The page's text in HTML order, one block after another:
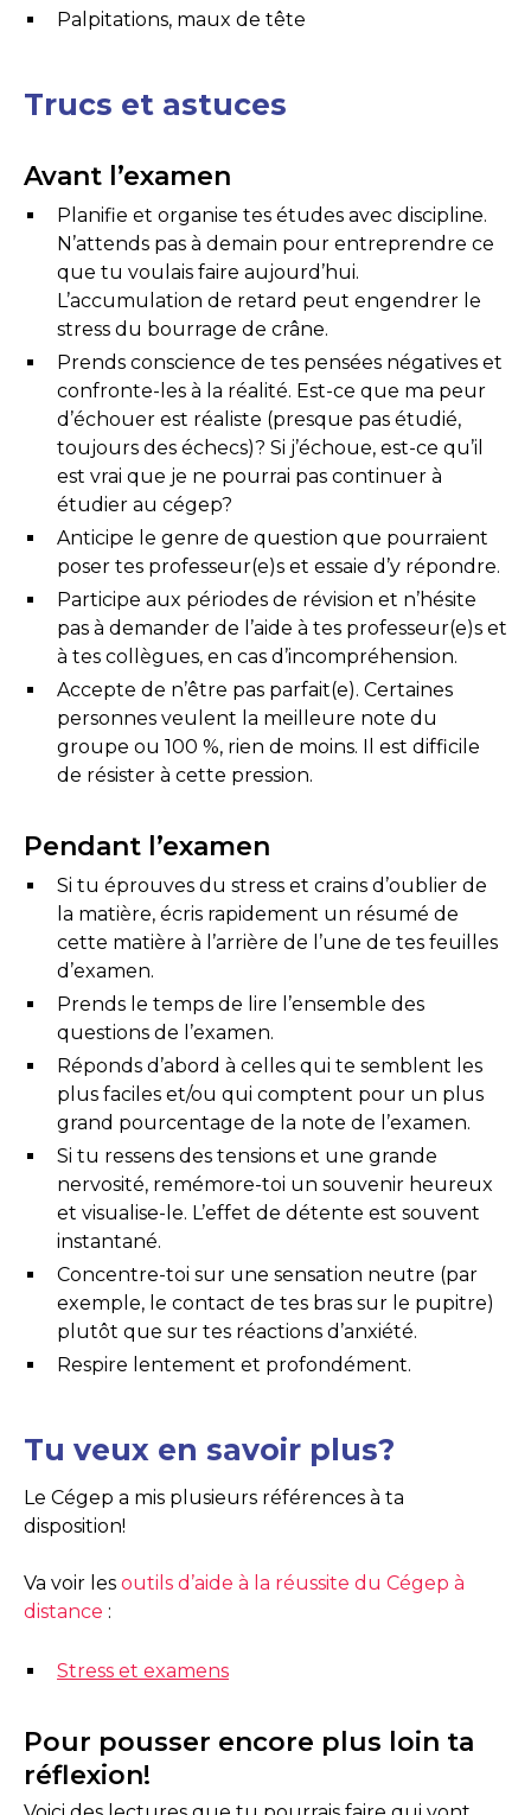
Palpitations, maux de tête
Trucs et astuces
Avant l’examen
Planifie et organise tes études avec discipline.
N’attends pas à demain pour entreprendre ce
que tu voulais faire aujourd’hui.
L’accumulation de retard peut engendrer le
stress du bourrage de crâne.
Prends conscience de tes pensées négatives et
confronte-les à la réalité. Est-ce que ma peur
d’échouer est réaliste (presque pas étudié,
toujours des échecs)? Si j’échoue, est-ce qu’il
est vrai que je ne pourrai pas continuer à
étudier au cégep?
Anticipe le genre de question que pourraient
poser tes professeur(e)s et essaie d’y répondre.
Participe aux périodes de révision et n’hésite
pas à demander de l’aide à tes professeur(e)s et
à tes collègues, en cas d’incompréhension.
Accepte de n’être pas parfait(e). Certaines
personnes veulent la meilleure note du
groupe ou 100 %, rien de moins. Il est difficile
de résister à cette pression.
Pendant l’examen
Si tu éprouves du stress et crains d’oublier de
la matière, écris rapidement un résumé de
cette matière à l’arrière de l’une de tes feuilles
d’examen.
Prends le temps de lire l’ensemble des
questions de l’examen.
Réponds d’abord à celles qui te semblent les
plus faciles et/ou qui comptent pour un plus
grand pourcentage de la note de l’examen.
Si tu ressens des tensions et une grande
nervosité, remémore-toi un souvenir heureux
et visualise-le. L’effet de détente est souvent
instantané.
Concentre-toi sur une sensation neutre (par
exemple, le contact de tes bras sur le pupitre)
plutôt que sur tes réactions d’anxiété.
Respire lentement et profondément.
Tu veux en savoir plus?
Le Cégep a mis plusieurs références à ta
disposition!
Va voir les outils d’aide à la réussite du Cégep à
distance :
Stress et examens
Pour pousser encore plus loin ta
réflexion!